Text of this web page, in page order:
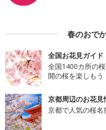
春のおで
全国お花見ガイド
全国1400カ所の
開の桜を楽しもう
京都周辺のお花見
京都で人気の桜